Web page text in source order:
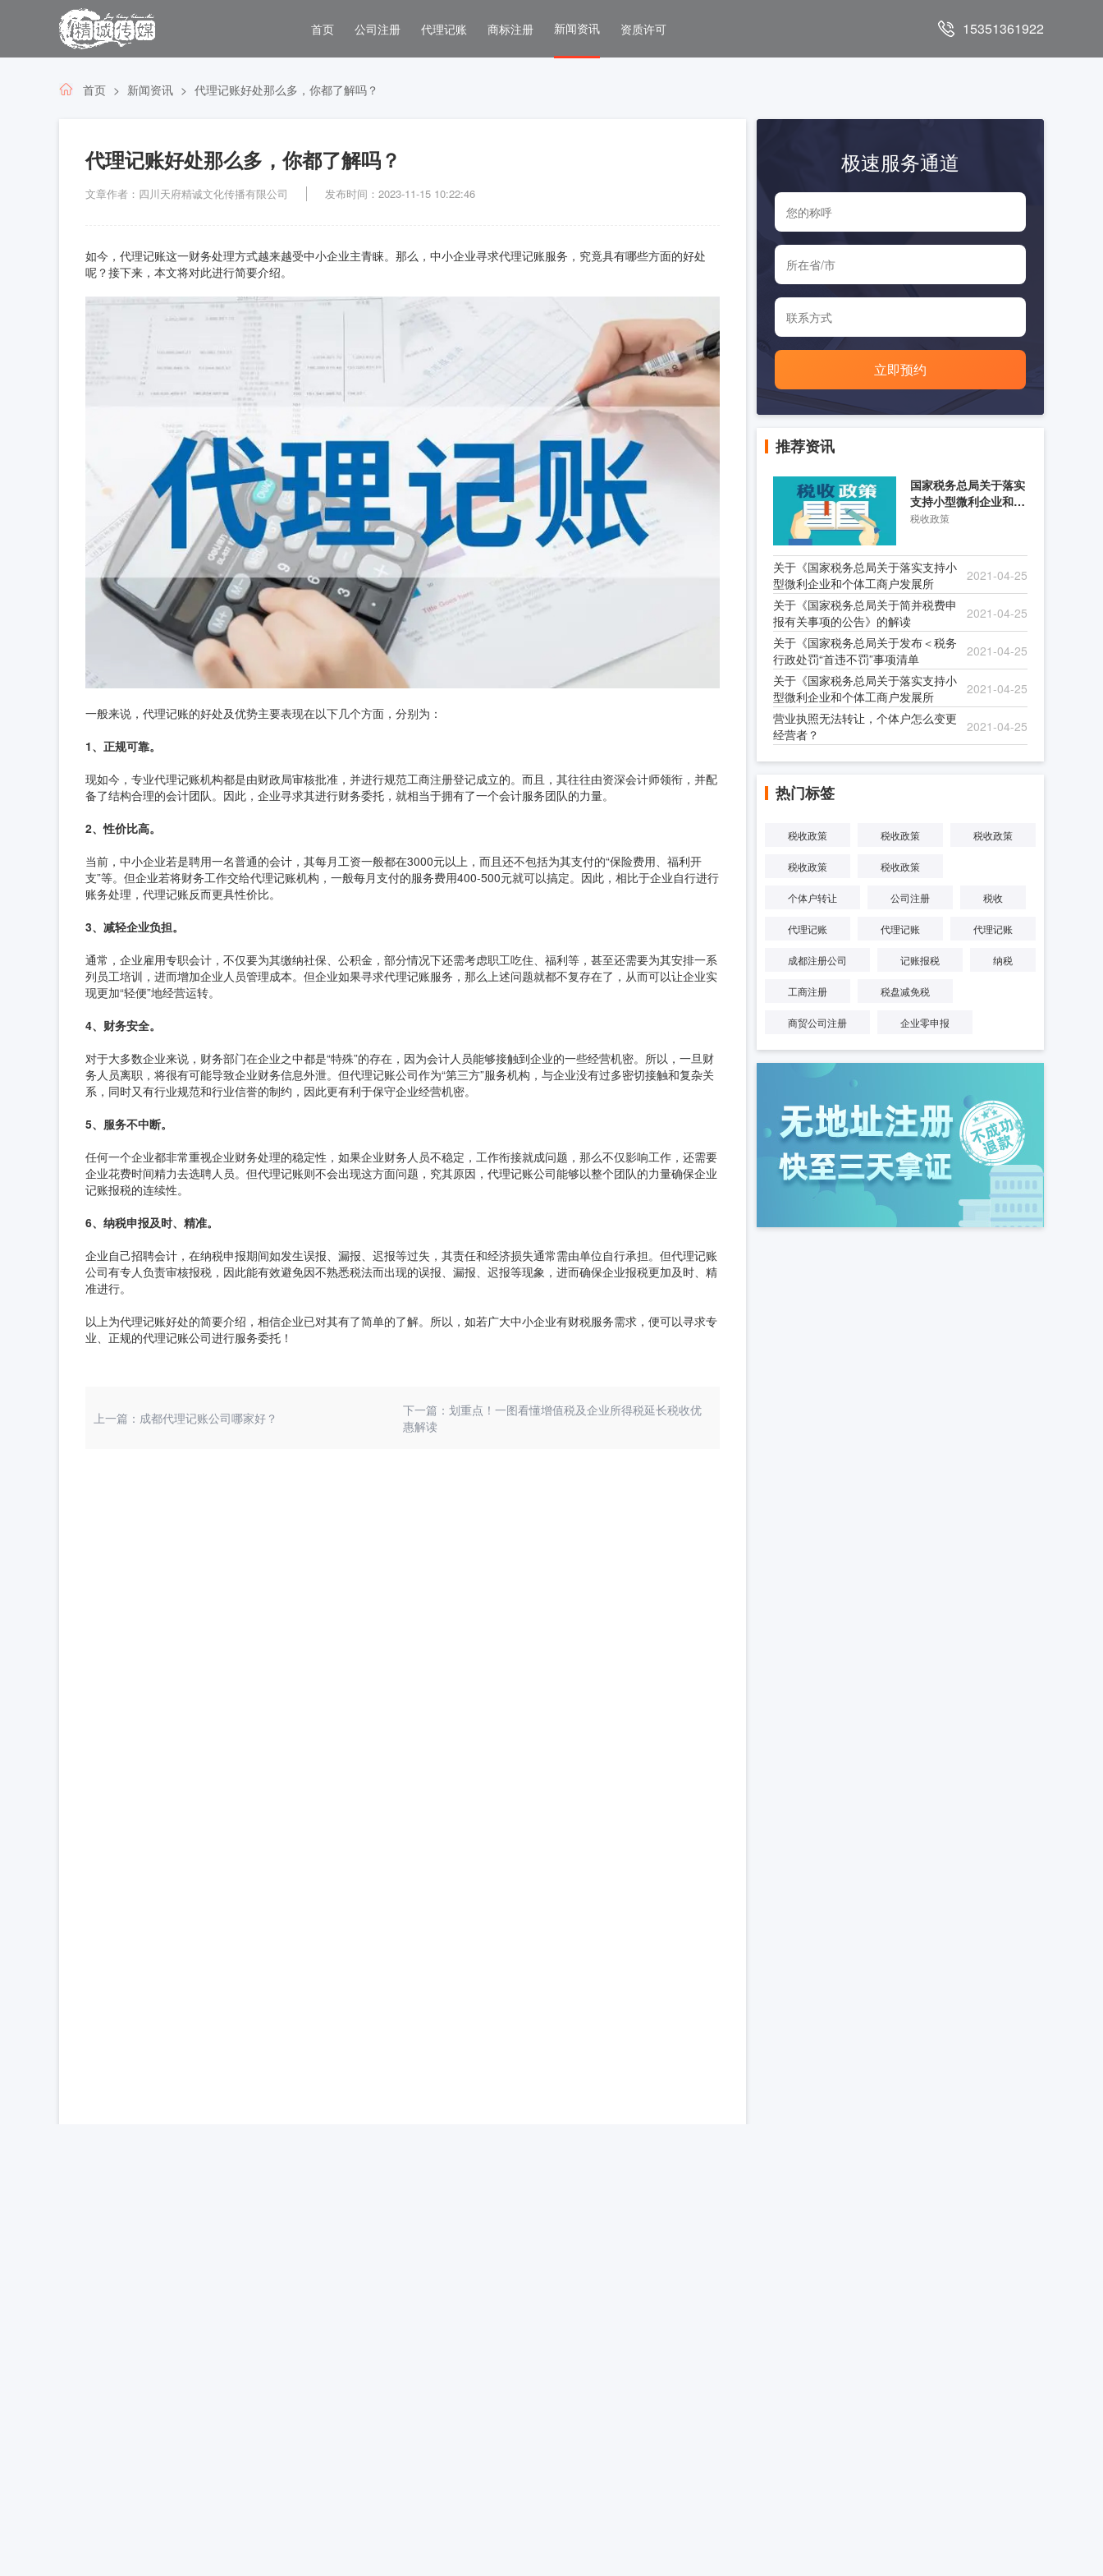
首页 公司注册 代理记账 商标注册 新闻资讯 资质许可 15351361922
首页 新闻资讯 代理记账好处那么多，你都了解吗？
代理记账好处那么多，你都了解吗？
文章作者：四川天府精诚文化传播有限公司 发布时间：2023-11-15 10:22:46
如今，代理记账这一财务处理方式越来越受中小企业主青睐。那么，中小企业寻求代理记账服务，究竟具有哪些方面的好处
呢？接下来，本文将对此进行简要介绍。
一般来说，代理记账的好处及优势主要表现在以下几个方面，分别为：
1、正规可靠。
现如今，专业代理记账机构都是由财政局审核批准，并进行规范工商注册登记成立的。而且，其往往由资深会计师领衔，并配
备了结构合理的会计团队。因此，企业寻求其进行财务委托，就相当于拥有了一个会计服务团队的力量。
2、性价比高。
当前，中小企业若是聘用一名普通的会计，其每月工资一般都在3000元以上，而且还不包括为其支付的“保险费用、福利开
支”等。但企业若将财务工作交给代理记账机构，一般每月支付的服务费用400-500元就可以搞定。因此，相比于企业自行进行
账务处理，代理记账反而更具性价比。
3、减轻企业负担。
通常，企业雇用专职会计，不仅要为其缴纳社保、公积金，部分情况下还需考虑职工吃住、福利等，甚至还需要为其安排一系
列员工培训，进而增加企业人员管理成本。但企业如果寻求代理记账服务，那么上述问题就都不复存在了，从而可以让企业实
现更加“轻便”地经营运转。
4、财务安全。
对于大多数企业来说，财务部门在企业之中都是“特殊”的存在，因为会计人员能够接触到企业的一些经营机密。所以，一旦财
务人员离职，将很有可能导致企业财务信息外泄。但代理记账公司作为“第三方”服务机构，与企业没有过多密切接触和复杂关
系，同时又有行业规范和行业信誉的制约，因此更有利于保守企业经营机密。
5、服务不中断。
任何一个企业都非常重视企业财务处理的稳定性，如果企业财务人员不稳定，工作衔接就成问题，那么不仅影响工作，还需要
企业花费时间精力去选聘人员。但代理记账则不会出现这方面问题，究其原因，代理记账公司能够以整个团队的力量确保企业
记账报税的连续性。
6、纳税申报及时、精准。
企业自己招聘会计，在纳税申报期间如发生误报、漏报、迟报等过失，其责任和经济损失通常需由单位自行承担。但代理记账
公司有专人负责审核报税，因此能有效避免因不熟悉税法而出现的误报、漏报、迟报等现象，进而确保企业报税更加及时、精
准进行。
以上为代理记账好处的简要介绍，相信企业已对其有了简单的了解。所以，如若广大中小企业有财税服务需求，便可以寻求专
业、正规的代理记账公司进行服务委托！
上一篇：成都代理记账公司哪家好？
下一篇：划重点！一图看懂增值税及企业所得税延长税收优
惠解读
极速服务通道
立即预约
推荐资讯
国家税务总局关于落实
支持小型微利企业和个
体工商户发展所得税优
税收政策
关于《国家税务总局关于落实支持小
型微利企业和个体工商户发展所
2021-04-25
关于《国家税务总局关于简并税费申
报有关事项的公告》的解读
2021-04-25
关于《国家税务总局关于发布＜税务
行政处罚“首违不罚”事项清单
2021-04-25
关于《国家税务总局关于落实支持小
型微利企业和个体工商户发展所
2021-04-25
营业执照无法转让，个体户怎么变更
经营者？
2021-04-25
热门标签
税收政策 税收政策 税收政策
税收政策 税收政策
个体户转让 公司注册 税收
代理记账 代理记账 代理记账
成都注册公司 记账报税 纳税
工商注册 税盘减免税
商贸公司注册 企业零申报